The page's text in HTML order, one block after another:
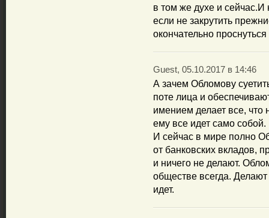
в том же духе и
если не закрутить
окончательно
Guest, 05.10.2017 в 14:46
А зачем Обломову
поте лица и
имением делает все, что
ему все идет само собой.
И сейчас в мире полно
от банковских вкладов,
и ничего не делают.
обществе всегда. Делают
идет.